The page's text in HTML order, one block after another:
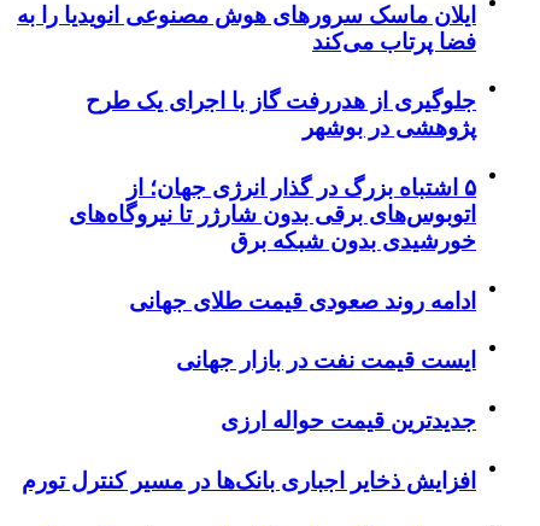
ایلان ماسک سرورهای هوش مصنوعی انویدیا را به
فضا پرتاب می‌کند
جلوگیری از هدررفت گاز با اجرای یک طرح
پژوهشی در بوشهر
۵ اشتباه بزرگ در گذار انرژی جهان؛ از
اتوبوس‌های برقی بدون شارژر تا نیروگاه‌های
خورشیدی بدون شبکه برق
ادامه روند صعودی قیمت طلای جهانی
ایست قیمت نفت در بازار جهانی
جدیدترین قیمت حواله ارزی
افزایش ذخایر اجباری بانک‌ها در مسیر کنترل تورم